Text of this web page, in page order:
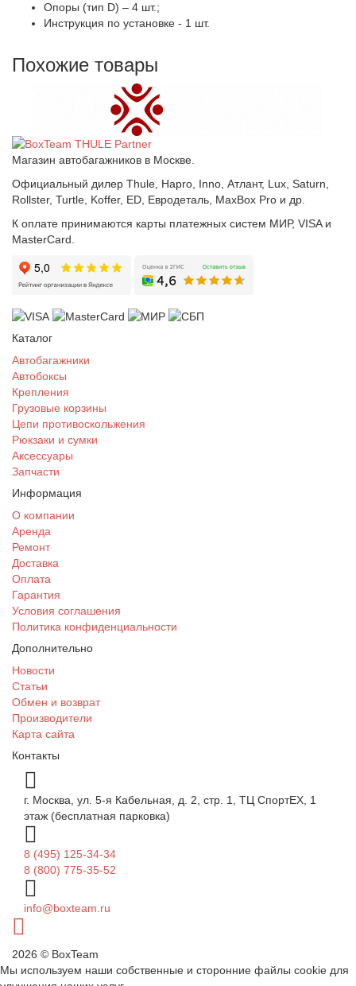
Опоры (тип D) – 4 шт.;
Инструкция по установке - 1 шт.
Похожие товары
Магазин автобагажников в Москве.
Официальный дилер Thule, Hapro, Inno, Атлант, Lux, Saturn,
Rollster, Turtle, Koffer, ED, Евродеталь, MaxBox Pro и др.
К оплате принимаются карты платежных систем МИР, VISA и
MasterCard.
Каталог
Автобагажники
Автобоксы
Крепления
Грузовые корзины
Цепи противоскольжения
Рюкзаки и сумки
Аксессуары
Запчасти
Информация
О компании
Аренда
Ремонт
Доставка
Оплата
Гарантия
Условия соглашения
Политика конфиденциальности
Дополнительно
Новости
Статьи
Обмен и возврат
Производители
Карта сайта
Контакты
г. Москва, ул. 5-я Кабельная, д. 2, стр. 1, ТЦ СпортEX, 1
этаж (бесплатная парковка)
8 (495) 125-34-34
8 (800) 775-35-52
info@boxteam.ru
2026 © BoxTeam
Мы используем наши собственные и сторонние файлы cookie для